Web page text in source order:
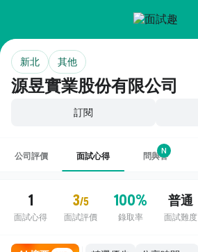
源昱實業股份有限公司
新北 其他
訂閱
公司評價 面試心得 問與答
N
1
面試心得
3/5
面試評價
100%
錄取率
普通
面試難度